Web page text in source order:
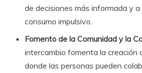
de decisiones más informada y a
consumo impulsivo.
Fomento de la Comunidad y la
intercambio fomenta la creación
donde las personas pueden